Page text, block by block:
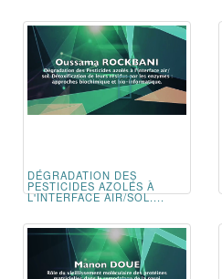
DÉGRADATION DES
PESTICIDES AZOLÉS À
L'INTERFACE AIR/SOL....